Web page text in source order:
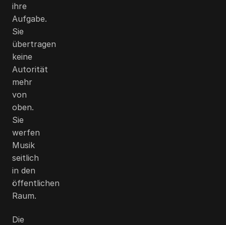
ihre
Aufgabe.
Sie
übertragen
keine
Autorität
mehr
von
oben.
Sie
werfen
Musik
seitlich
in den
öffentlichen
Raum.
Die